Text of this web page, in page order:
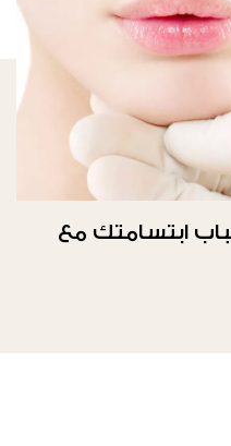
ابتسامتك مع